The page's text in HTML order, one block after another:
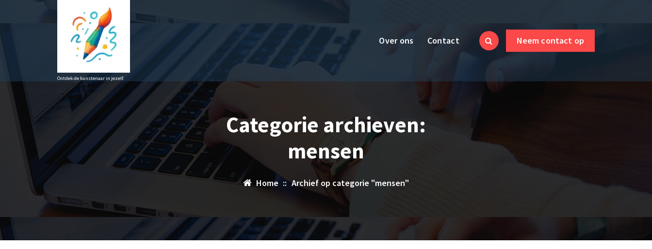
Ontdek de kunstenaar in jezelf.
Over ons Contact Neem contact op
Categorie archieven:
mensen
Home :: Archief op categorie "mensen"